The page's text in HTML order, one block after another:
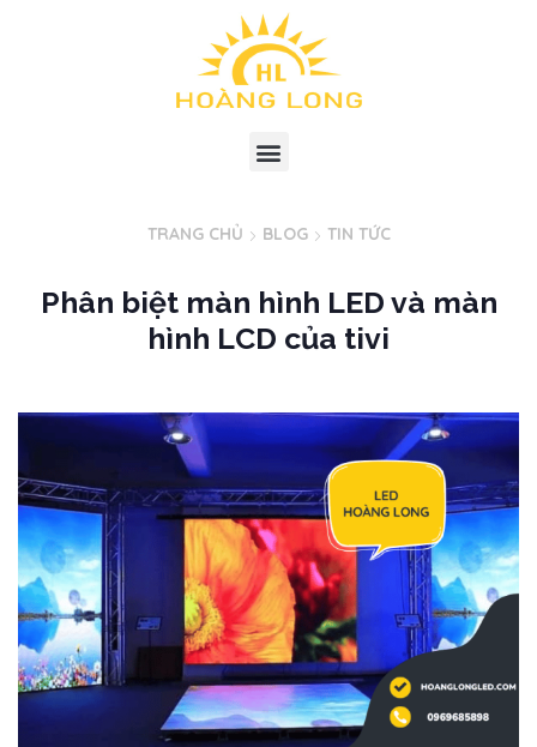
TRANG CHỦ BLOG TIN TỨC
Phân biệt màn hình LED và màn
hình LCD của tivi